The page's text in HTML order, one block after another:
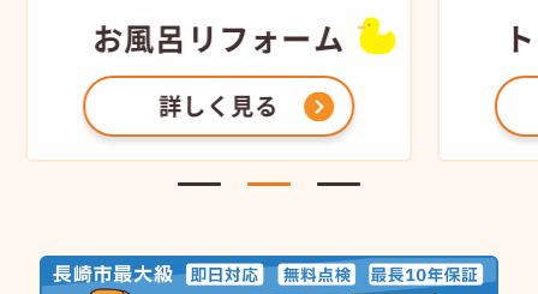
フォーム トイレ リフォ